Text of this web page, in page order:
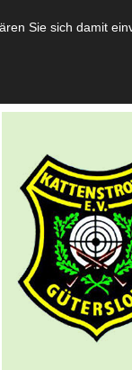
Bildergalerie
Sie sich damit